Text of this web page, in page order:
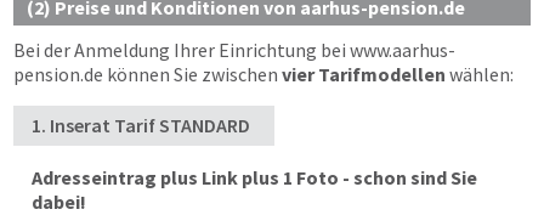
(2) Preise und Konditionen von aarhus-pension.de
Bei der Anmeldung Ihrer Einrichtung bei www.aarhus-
pension.de können Sie zwischen vier Tarifmodellen wählen:
1. Inserat Tarif STANDARD
Adresseintrag plus Link plus 1 Foto - schon sind Sie
dabei!